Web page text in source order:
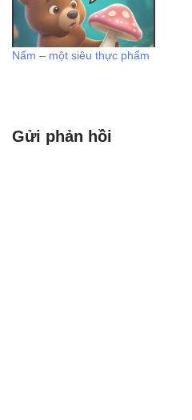
Distribution): Đây là phân
phối…
Nấm – một siêu thực phẩm
Gửi phản hồi